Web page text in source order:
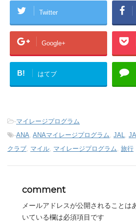
Twitter
Google+
B! はてブ
-マイレージプログラム
-ANA, ANAマイレージプログラム, JAL,
クラブ, マイル, マイレージプログラム, 旅行
comment
メールアドレスが公開されることは
いている欄は必須項目です